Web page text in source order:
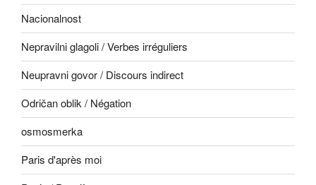
Nacionalnost
Nepravilni glagoli / Verbes irréguliers
Neupravni govor / Discours indirect
Odričan oblik / Négation
osmosmerka
Paris d'après moi